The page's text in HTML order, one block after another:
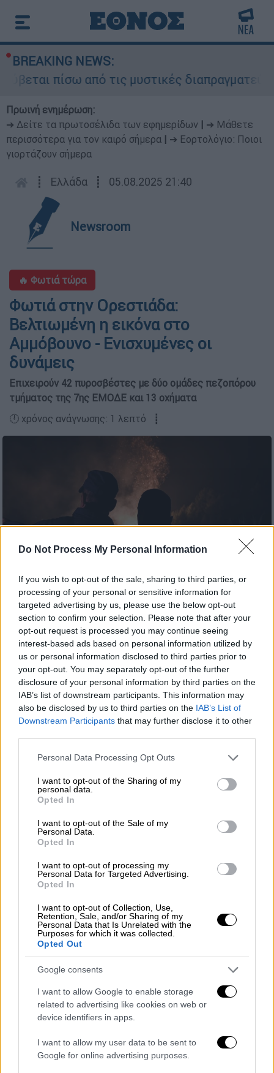
Do Not Process My Personal Information
If you wish to opt-out of the sale, sharing to third parties, or
processing of your personal or sensitive information for
targeted advertising by us, please use the below opt-out
section to confirm your selection. Please note that after your
opt-out request is processed you may continue seeing
interest-based ads based on personal information utilized by
us or personal information disclosed to third parties prior to
your opt-out. You may separately opt-out of the further
disclosure of your personal information by third parties on the
IAB’s list of downstream participants. This information may
also be disclosed by us to third parties on the IAB’s List of
Downstream Participants that may further disclose it to other
Please note that this website/app uses one or more Google
not limited to your visit or usage behaviour. You may click to
grant or deny consent to Google and its third-party tags to
use your data for below specified purposes in below Google
consent section.
Personal Data Processing Opt Outs
I want to opt-out of the Sharing of my
personal data.
Opted In
I want to opt-out of the Sale of my
Personal Data.
Opted In
I want to opt-out of processing my
Personal Data for Targeted Advertising.
Opted In
I want to opt-out of Collection, Use,
Retention, Sale, and/or Sharing of my
Personal Data that Is Unrelated with the
Purposes for which it was collected.
Opted Out
Google consents
I want to allow Google to enable storage
related to advertising like cookies on web or
device identifiers in apps.
I want to allow my user data to be sent to
Google for online advertising purposes.
BREAKING NEWS:
πίσω από τις μυστικές
Πρωινή ενημέρωση:
➔ Δείτε τα πρωτοσέλιδα των εφημερίδων
➔ Μάθετε
περισσότερα για τον καιρό σήμερα
➔ Εορτολόγιο: Ποιοι
γιορτάζουν σήμερα
┋ Ελλάδα ┋ 05.08.2025 21:40
Newsroom
🔥 Φωτιά τώρα
Φωτιά στην Ορεστιάδα:
Βελτιωμένη η εικόνα στο
Αμμόβουνο - Ενισχυμένες οι
δυνάμεις
Επιχειρούν 42 πυροσβέστες με δύο ομάδες πεζοπόρου
τμήματος της 7ης ΕΜΟΔΕ και 13 οχήματα
🕛 χρόνος ανάγνωσης: 1 λεπτό ┋
(Φωτογραφία αρχείου: ΓΙΑΝΝΗΣ
ΣΠΥΡΟΥΝΗΣ/ILIALIVE.GR/EUROKINISSI)
Προσθέστε το ΕΘΝΟΣ στη Google
Σε εξέλιξη παραμένει ηπυρκαγιάπου
ξέσπασε το μεσημέρι της Τρίτης σε
αγροτοδασική έκταση στοΑμμόβουνο
Ορεστιάδας, με την εικόνα ωστόσο να
εμφανίζεται βελτιωμένη, σύμφωνα με την
Πυροσβεστική .
Στο σημείο επιχειρούν42 πυροσβέστες με
δύο ομάδες πεζοπόρου τμήματος της 7ης
παρέχουν υδροφόρες και μηχανήματα έργου
της τοπικής αυτοδιοίκησης και των
ενόπλων δυνάμεων.
Ελλάδα|05.08.2025 21:00
Προσάραξη φέρι μποτ ανοιχτά της
Εύβοιας: Ολοκληρώθηκε η
μετεπιβίβαση των επιβατών στα Νέα
Στύρα - Καταγγελίες για ολιγωρία
των Αρχών
Κόσμος|05.08.2025 21:26
Πέθανε ο Ίον Ιλιέσκου, ο